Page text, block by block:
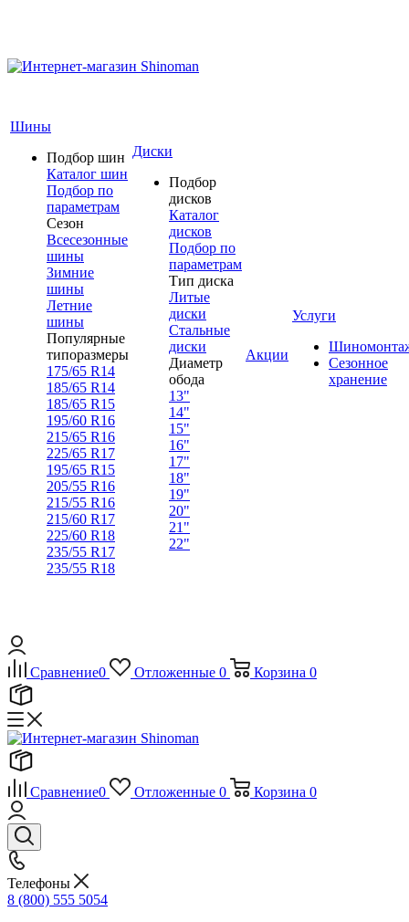
Шины
Подбор шин
Каталог шин
Подбор по
параметрам
Сезон
Всесезонные
шины
Зимние
шины
Летние
шины
Популярные
типоразмеры
175/65 R14
185/65 R14
185/65 R15
195/60 R16
215/65 R16
225/65 R17
195/65 R15
205/55 R16
215/55 R16
215/60 R17
225/60 R18
235/55 R17
235/55 R18
Диски
Подбор
дисков
Каталог
дисков
Подбор по
параметрам
Тип диска
Литые
диски
Стальные
диски
Диаметр
обода
13"
14"
15"
16"
17"
18"
19"
20"
21"
22"
Акции
Услуги
Сезонное
хранение
Сравнение0 Отложенные 0 Корзина 0
Сравнение0 Отложенные 0 Корзина 0
Телефоны
8 (800) 555 5054